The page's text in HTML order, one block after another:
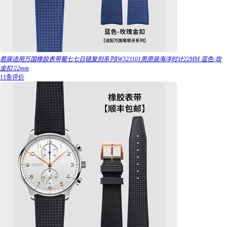
君寐适用万国橡胶表带葡七七日链复刻系列IW323101男原装海洋时计22MM 蓝色-玫
金扣 22mm
11条评价